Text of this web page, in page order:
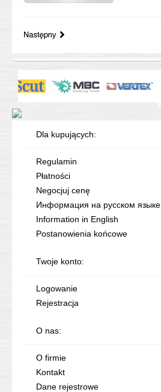
Dla kupujących:
Regulamin
Płatności
Negocjuj cenę
Информация на русском языке
Information in English
Postanowienia końcowe
Twoje konto:
Logowanie
Rejestracja
O nas:
O firmie
Kontakt
Dane rejestrowe